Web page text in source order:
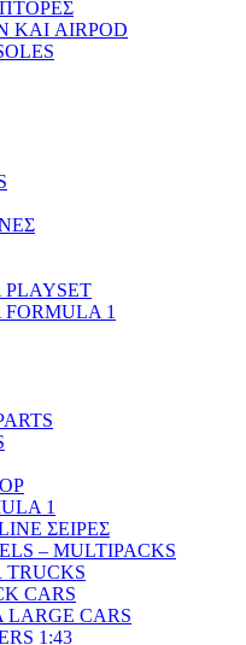
AIRPOD
PLAYSET
1
1
ΣΕΙΡΕΣ
– MULTIPACKS
TRUCKS
CARS
LARGE CARS
1:43